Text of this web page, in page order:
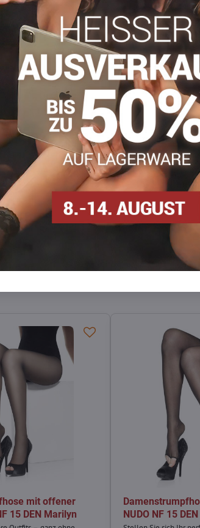
Zögern Sie
Bewertungen 0
was die Qualität und Haltbarkeit der
Selbsttragende Strümpfe
LinkedIn
mit offener
15 DEN Marilyn
NUDO NF 15